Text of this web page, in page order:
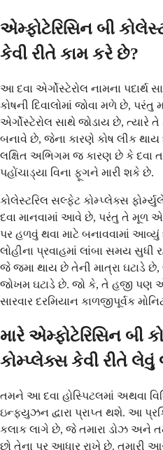
એમ્ફોટેરિસિન બી
કેવી રીતે કામ કરે છે?
આ દવા એર્ગોસ્ટેરોલ નામના
કોષની દિવાલોમાં જોવા મળે છે, પરંતુ
એર્ગોસ્ટેરોલ સાથે જોડાય છે, ત્યારે તે
બનાવે છે, જેના કારણે કોષ લીક
લક્ષિત અભિગમ જ કારણ છે કે દવા
પહોંચાડ્યા વિના ફૂગને મારી શકે છે.
કોલેસ્ટરિલ સલ્ફેટ કોમ્પ્લેક્સ
દવા માનવામાં આવે છે, પરંતુ તે મૂળ
પર હળવું થવા માટે બનાવવામાં આવ્યું
લોહીના પ્રવાહમાં લાંબા સમય સુધી
જે જમા થાય છે તેની માત્રા ઘટાડે
જોખમ ઘટાડે છે. જો કે, તે હજી પણ
સારવાર દરમિયાન કાળજીપૂર્વક
મારે એમ્ફોટેરિસિન બી
કોમ્પ્લેક્સ કેવી રીતે
તમને આ દવા હોસ્પિટલમાં અથવા
ઇન્ફ્યુઝન દ્વારા પ્રાપ્ત થશે. આ
કલાક લાગે છે, જે તમારા ડોઝ અને
છો તેના પર આધાર રાખે છે. તમારી